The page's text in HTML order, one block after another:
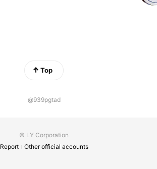
Top
@939pgtad
© LY Corporation
Report
Other official accounts